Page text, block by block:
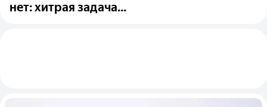
нет: хитрая задача...